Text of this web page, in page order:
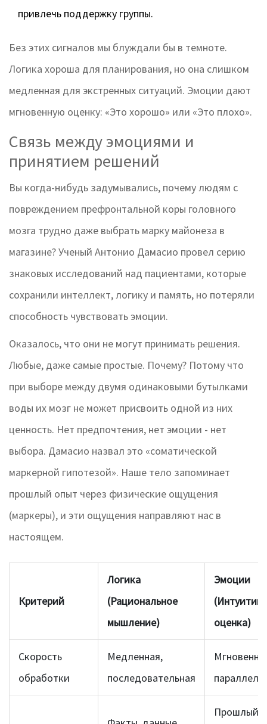
привлечь поддержку группы.
Без этих сигналов мы блуждали бы в темноте.
Логика хороша для планирования, но она слишком
медленная для экстренных ситуаций. Эмоции дают
мгновенную оценку: «Это хорошо» или «Это плохо».
Связь между эмоциями и
принятием решений
Вы когда-нибудь задумывались, почему людям с
повреждением префронтальной коры головного
мозга трудно даже выбрать марку майонеза в
магазине? Ученый Антонио Дамасио провел серию
знаковых исследований над пациентами, которые
сохранили интеллект, логику и память, но потеряли
способность чувствовать эмоции.
Оказалось, что они не могут принимать решения.
Любые, даже самые простые. Почему? Потому что
при выборе между двумя одинаковыми бутылками
воды их мозг не может присвоить одной из них
ценность. Нет предпочтения, нет эмоции - нет
выбора. Дамасио назвал это «соматической
маркерной гипотезой». Наше тело запоминает
прошлый опыт через физические ощущения
(маркеры), и эти ощущения направляют нас в
настоящем.
Критерий
Логика
(Рациональное
мышление)
Эмоции
оценка)
Скорость
обработки
Медленная,
последовательная
Прошлый